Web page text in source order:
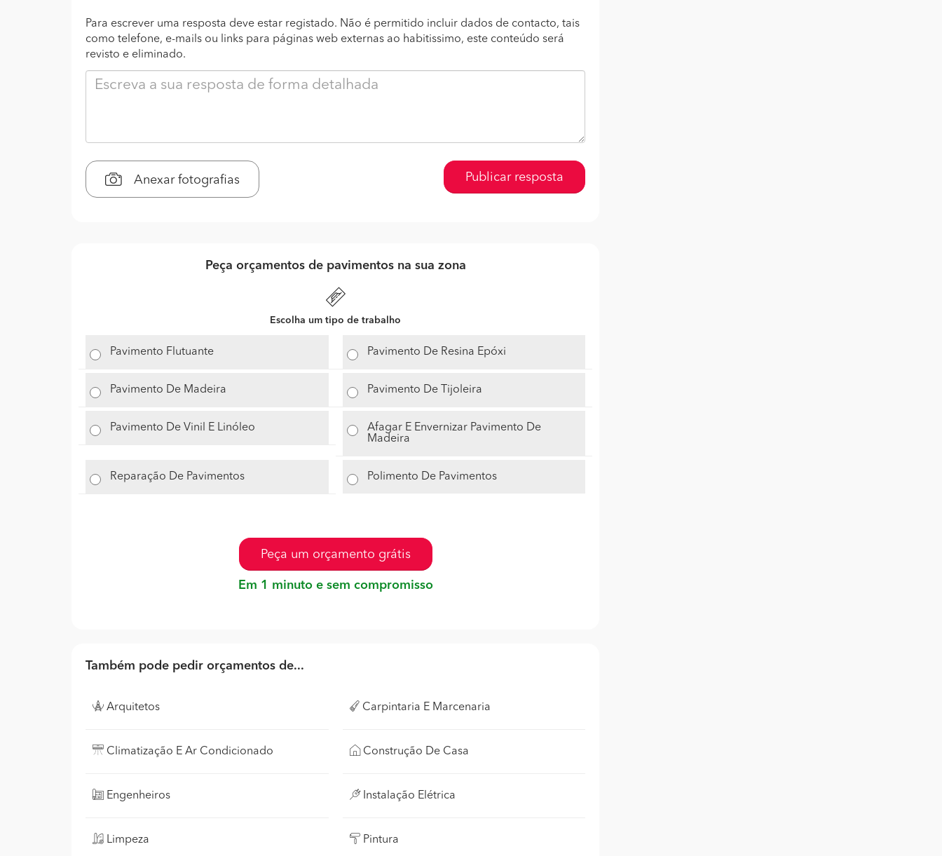
Para escrever uma resposta deve estar registado. Não é permitido incluir dados de contacto, tais
como telefone, e-mails ou links para páginas web externas ao habitissimo, este conteúdo será
revisto e eliminado.
Anexar fotografias Publicar resposta
Peça orçamentos de pavimentos na sua zona
Escolha um tipo de trabalho
Pavimento Flutuante Pavimento De Resina Epóxi
Pavimento De Madeira Pavimento De Tijoleira
Pavimento De Vinil E Linóleo
Afagar E Envernizar Pavimento De
Madeira
Reparação De Pavimentos Polimento De Pavimentos
Peça um orçamento grátis
Em 1 minuto e sem compromisso
Também pode pedir orçamentos de...
Arquitetos Carpintaria E Marcenaria
Climatização E Ar Condicionado Construção De Casa
Engenheiros Instalação Elétrica
Limpeza Pintura